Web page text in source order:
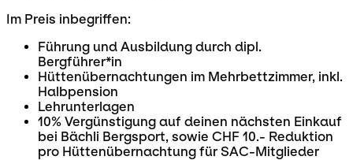
Im Preis inbegriffen:
Führung und Ausbildung durch dipl.
Bergführer*in
Hüttenübernachtungen im Mehrbettzimmer, inkl.
Halbpension
Lehrunterlagen
10% Vergünstigung auf deinen nächsten Einkauf
bei Bächli Bergsport, sowie CHF 10.- Reduktion
pro Hüttenübernachtung für SAC-Mitglieder